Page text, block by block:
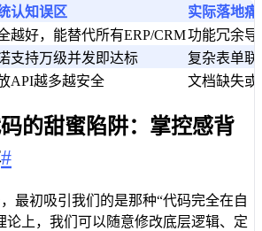
认知误区
实际落地痛
越好，能替代所有ERP/CRM功能冗余
支持万级并发即达标
复杂表单
API越多越安全 文档缺失或
的甜蜜陷阱：掌控感背
#
最初吸引我们的是那种“代码完全在自
论上，我们可以随意修改底层逻辑、定